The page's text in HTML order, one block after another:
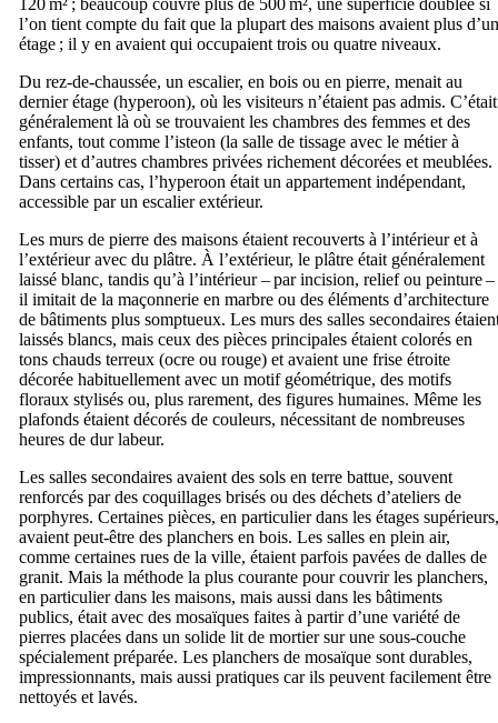
l’on tient compte du fait que la plupart des maisons avaient plus d’un
étage ; il y en avaient qui occupaient trois ou quatre niveaux.
Du rez-de-chaussée, un escalier, en bois ou en pierre, menait au
dernier étage (hyperoon), où les visiteurs n’étaient pas admis. C’était
généralement là où se trouvaient les chambres des femmes et des
enfants, tout comme l’isteon (la salle de tissage avec le métier à
tisser) et d’autres chambres privées richement décorées et meublées.
Dans certains cas, l’hyperoon était un appartement indépendant,
accessible par un escalier extérieur.
Les murs de pierre des maisons étaient recouverts à l’intérieur et à
l’extérieur avec du plâtre. À l’extérieur, le plâtre était généralement
laissé blanc, tandis qu’à l’intérieur – par incision, relief ou peinture –
il imitait de la maçonnerie en marbre ou des éléments d’architecture
de bâtiments plus somptueux. Les murs des salles secondaires
laissés blancs, mais ceux des pièces principales étaient colorés en
tons chauds terreux (ocre ou rouge) et avaient une frise étroite
décorée habituellement avec un motif géométrique, des motifs
floraux stylisés ou, plus rarement, des figures humaines. Même les
plafonds étaient décorés de couleurs, nécessitant de nombreuses
heures de dur labeur.
Les salles secondaires avaient des sols en terre battue, souvent
renforcés par des coquillages brisés ou des déchets d’ateliers de
porphyres. Certaines pièces, en particulier dans les étages supérieurs,
avaient peut-être des planchers en bois. Les salles en plein air,
comme certaines rues de la ville, étaient parfois pavées de dalles de
granit. Mais la méthode la plus courante pour couvrir les planchers,
en particulier dans les maisons, mais aussi dans les bâtiments
publics, était avec des mosaïques faites à partir d’une variété de
pierres placées dans un solide lit de mortier sur une sous-couche
spécialement préparée. Les planchers de mosaïque sont durables,
impressionnants, mais aussi pratiques car ils peuvent facilement être
nettoyés et lavés.